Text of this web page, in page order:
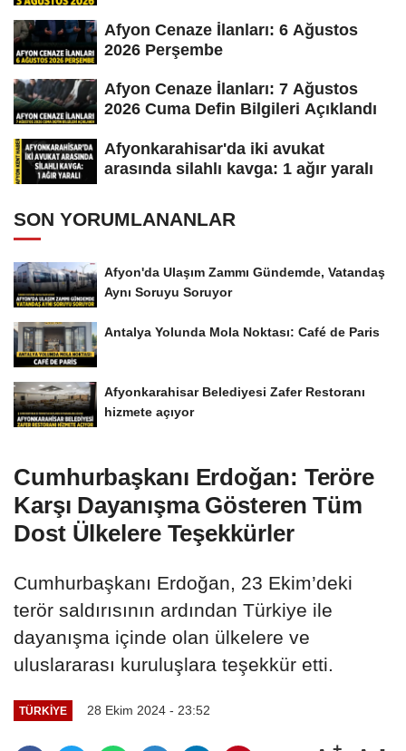
Afyon Cenaze İlanları: 6 Ağustos
2026 Perşembe
Afyon Cenaze İlanları: 7 Ağustos
2026 Cuma Defin Bilgileri Açıklandı
Afyonkarahisar'da iki avukat
arasında silahlı kavga: 1 ağır yaralı
SON YORUMLANANLAR
Afyon'da Ulaşım Zammı Gündemde, Vatandaş
Aynı Soruyu Soruyor
Antalya Yolunda Mola Noktası: Café de Paris
Afyonkarahisar Belediyesi Zafer Restoranı
hizmete açıyor
Cumhurbaşkanı Erdoğan: Teröre
Karşı Dayanışma Gösteren Tüm
Dost Ülkelere Teşekkürler
Cumhurbaşkanı Erdoğan, 23 Ekim’deki
terör saldırısının ardından Türkiye ile
dayanışma içinde olan ülkelere ve
uluslararası kuruluşlara teşekkür etti.
TÜRKIYE 28 Ekim 2024 - 23:52